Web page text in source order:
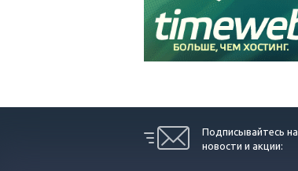
Подписывайтесь на
новости и акции: